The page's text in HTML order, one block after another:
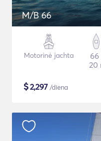
M/B 66
Motorinė jachta
20
$2,297 /diena